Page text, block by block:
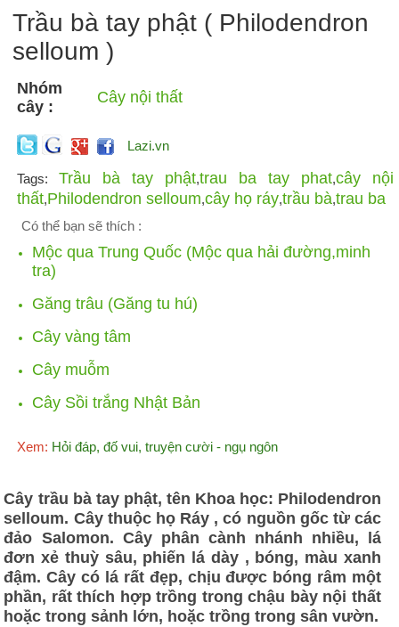
Trầu bà tay phật ( Philodendron
selloum )
Nhóm
cây :
Cây nội thất
Lazi.vn
Tags:Trầu bà tay phật,trau ba tay phat,cây nội
thất,Philodendron selloum,cây họ ráy,trầu bà,trau ba
Có thể bạn sẽ thích :
Mộc qua Trung Quốc (Mộc qua hải đường,minh
tra)
Găng trâu (Găng tu hú)
Cây vàng tâm
Cây muỗm
Cây Sồi trắng Nhật Bản
Xem: Hỏi đáp, đố vui, truyện cười - ngụ ngôn
Cây trầu bà tay phật, tên Khoa học: Philodendron
selloum. Cây thuộc họ Ráy , có nguồn gốc từ các
đảo Salomon. Cây phân cành nhánh nhiều, lá
đơn xẻ thuỳ sâu, phiến lá dày , bóng, màu xanh
đậm. Cây có lá rất đẹp, chịu được bóng râm một
phần, rất thích hợp trồng trong chậu bày nội thất
hoặc trong sảnh lớn, hoặc trồng trong sân vườn.